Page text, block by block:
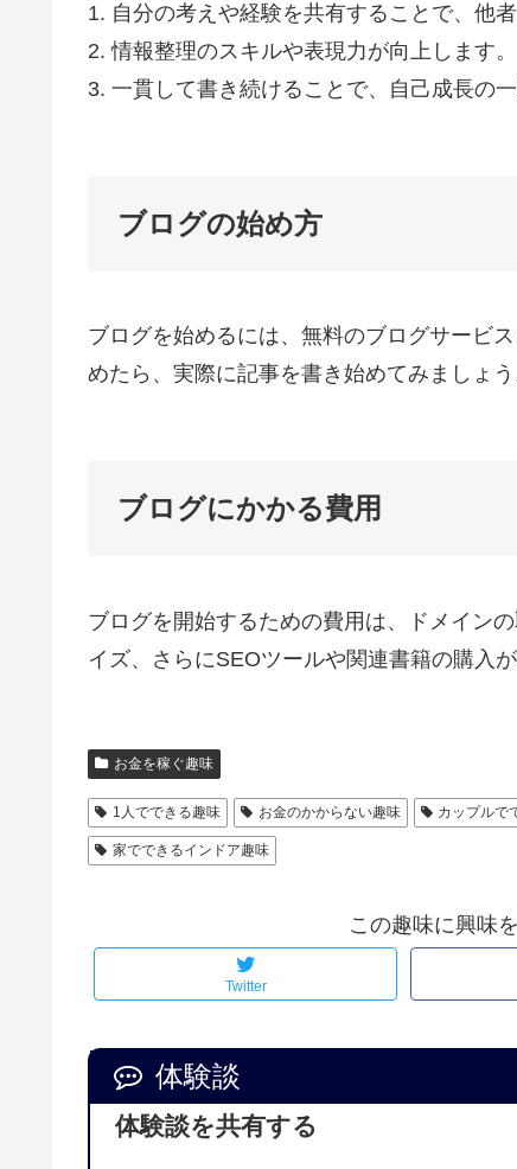
1. 自分の考えや経験を共有することで、他
2. 情報整理のスキルや表現力が向上します。
3. 一貫して書き続けることで、自己成長の一
ブログの始め方
ブログを始めるには、無料のブログサービ
めたら、実際に記事を書き始めてみましょ
ブログにかかる費用
ブログを開始するための費用は、ドメイン
イズ、さらにSEOツールや関連書籍の購入が
お金を稼ぐ趣味
1人でできる趣味 お金のかからない趣味 カップルで
家でできるインドア趣味
この趣味に興味
Twitter
体験談
体験談を共有する